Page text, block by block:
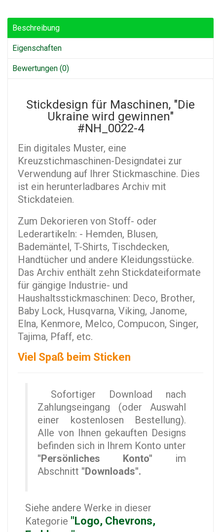
Beschreibung
Eigenschaften
Bewertungen (0)
Stickdesign für Maschinen, "Die
Ukraine wird gewinnen"
#NH_0022-4
Ein digitales Muster, eine
Kreuzstichmaschinen-Designdatei zur
Verwendung auf Ihrer Stickmaschine. Dies
ist ein herunterladbares Archiv mit
Stickdateien.
Zum Dekorieren von Stoff- oder
Lederartikeln: - Hemden, Blusen,
Bademäntel, T-Shirts, Tischdecken,
Handtücher und andere Kleidungsstücke.
Das Archiv enthält zehn Stickdateiformate
für gängige Industrie- und
Haushaltsstickmaschinen: Deco, Brother,
Baby Lock, Husqvarna, Viking, Janome,
Elna, Kenmore, Melco, Compucon, Singer,
Tajima, Pfaff, etc.
Viel Spaß beim Sticken
Sofortiger Download nach
Zahlungseingang (oder Auswahl
einer kostenlosen Bestellung).
Alle von Ihnen gekauften Designs
befinden sich in Ihrem Konto unter
"Persönliches Konto" im
Abschnitt "Downloads".
Siehe andere Werke in dieser
Kategorie "Logo, Chevrons,